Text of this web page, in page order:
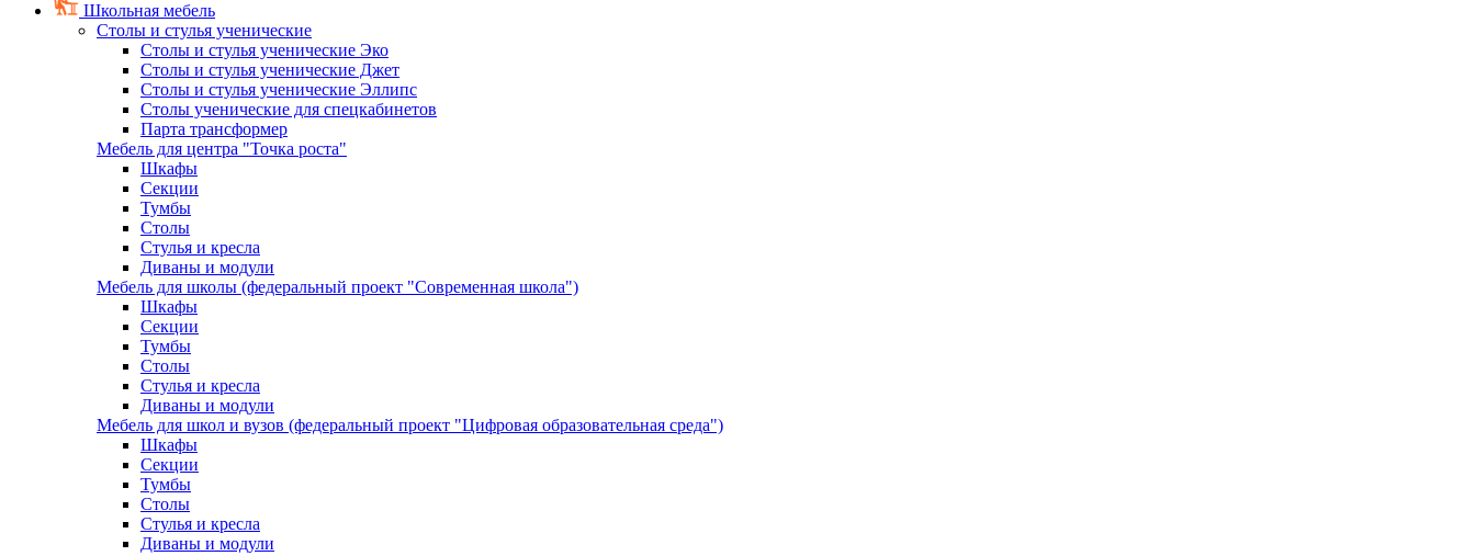
Школьная мебель
Столы и стулья ученические
Столы и стулья ученические Эко
Столы и стулья ученические Джет
Столы и стулья ученические Эллипс
Столы ученические для спецкабинетов
Парта трансформер
Мебель для центра "Точка роста"
Шкафы
Секции
Тумбы
Столы
Стулья и кресла
Диваны и модули
Мебель для школы (федеральный проект "Современная школа")
Шкафы
Секции
Тумбы
Столы
Стулья и кресла
Диваны и модули
Мебель для школ и вузов (федеральный проект "Цифровая образовательная среда")
Шкафы
Секции
Тумбы
Столы
Стулья и кресла
Диваны и модули